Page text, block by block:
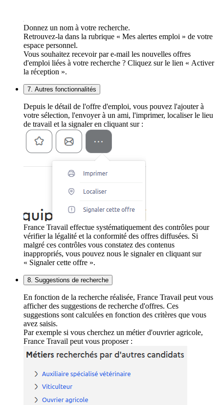
Donnez un nom à votre recherche.
Retrouvez-la dans la rubrique « Mes alertes emploi » de votre
espace personnel.
Vous souhaitez recevoir par e-mail les nouvelles offres
d'emploi liées à votre recherche ? Cliquez sur le lien « Activer
la réception ».
7. Autres fonctionnalités
Depuis le détail de l'offre d'emploi, vous pouvez l'ajouter à
votre sélection, l'envoyer à un ami, l'imprimer, localiser le lieu
de travail et la signaler en cliquant sur :
France Travail effectue systématiquement des contrôles pour
vérifier la légalité et la conformité des offres diffusées. Si
malgré ces contrôles vous constatez des contenus
inappropriés, vous pouvez nous le signaler en cliquant sur
« Signaler cette offre ».
8. Suggestions de recherche
En fonction de la recherche réalisée, France Travail peut vous
afficher des suggestions de recherche d'offres. Ces
suggestions sont calculées en fonction des critères que vous
avez saisis.
Par exemple si vous cherchez un métier d'ouvrier agricole,
France Travail peut vous proposer :